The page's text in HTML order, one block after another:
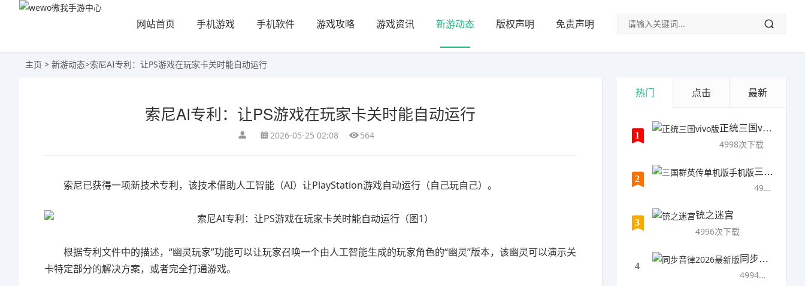
网站首页 手机游戏 手机软件 游戏攻略 游戏资讯 新游动态 版权声明 免责声明
主页 > 新游动态>索尼AI专利：让PS游戏在玩家卡关时能自动运行
索尼AI专利：让PS游戏在玩家卡关时能自动运行
2026-05-25 02:08 564
索尼已获得一项新技术专利，该技术借助人工智能（AI）让PlayStation游戏自动运行（自己玩自己）。
根据专利文件中的描述，“幽灵玩家”功能可以让玩家召唤一个由人工智能生成的玩家角色的“幽灵”版本，该幽灵可以演示关
卡特定部分的解决方案，或者完全打通游戏。
热门 点击 最新
1
正统三国vivo版
4998次下载
2
三国群英传单机版手机版
4997次下载
3
铳之迷宫
4996次下载
4
同步音律2026最新版
4994次下载